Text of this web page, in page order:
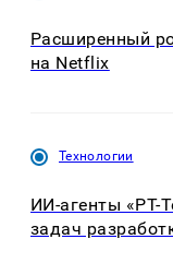
Расширенный
на Netflix
Технологии
ИИ-агенты «РТ-
задач